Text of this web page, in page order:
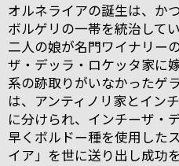
オルネライアの誕生は、か
ボルゲリの一帯を統治して
二人の娘が名門ワイナリー
ザ・デッラ・ロケッタ家に
系の跡取りがいなかったゲ
は、アンティノリ家とイン
に分けられ、インチーザ・
早くボルドー種を使用した
イア」を世に送り出し成功